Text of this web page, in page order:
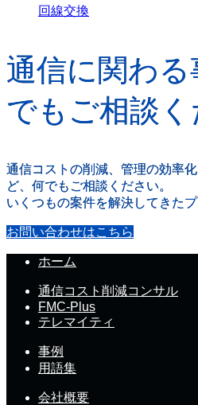
回線交換
通信に関わ
でもご相談
通信コストの削減、管理の効率
ど、何でもご相談ください。
いくつもの案件を解決してきた
お問い合わせはこちら
ホーム
通信コスト削減コンサル
FMC-Plus
テレマイティ
事例
用語集
会社概要